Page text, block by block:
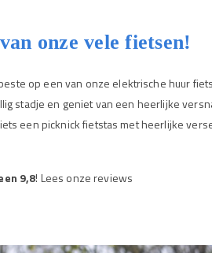
onze vele fietsen!
op een van onze elektrische huur
stadje en geniet van een heerlijke
een picknick fietstas met heerlijke
9,8! Lees onze reviews